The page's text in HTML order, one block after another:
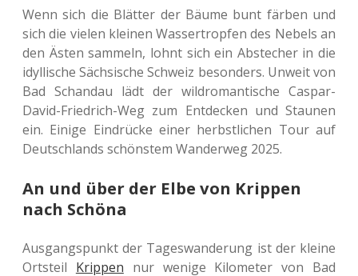
Wenn sich die Blät­ter der Bäume bunt färben und
sich die vielen klei­nen Was­ser­trop­fen des Nebels an
den Ästen sam­meln, lohnt sich ein Abste­cher in die
idyl­li­sche Säch­si­sche Schweiz beson­ders. Unweit von
Bad Schand­au lädt der wild­ro­man­ti­sche Caspar-
David-Fried­rich-Weg zum Ent­de­cken und Stau­nen
ein. Einige Ein­drü­cke einer herbst­li­chen Tour auf
Deutsch­lands schöns­tem Wan­der­weg 2025.
An und über der Elbe von Krippen
nach Schöna
Aus­gangs­punkt der Tages­wan­de­rung ist der kleine
Orts­teil Krip­pen nur wenige Kilo­me­ter von Bad